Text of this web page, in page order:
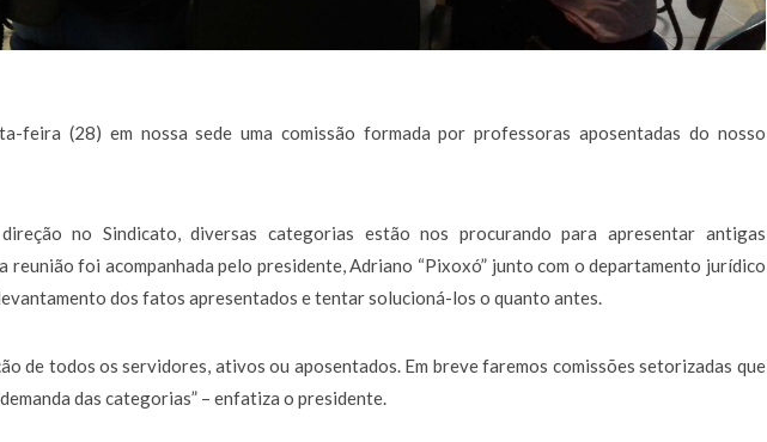
feira (28) em nossa sede uma comissão formada por professoras aposentadas do nosso
no Sindicato, diversas categorias estão nos procurando para apresentar antigas
reunião foi acompanhada pelo presidente, Adriano “Pixoxó” junto com o departamento jurídico
dos fatos apresentados e tentar solucioná-los o quanto antes.
de todos os servidores, ativos ou aposentados. Em breve faremos comissões setorizadas que
das categorias” – enfatiza o presidente.